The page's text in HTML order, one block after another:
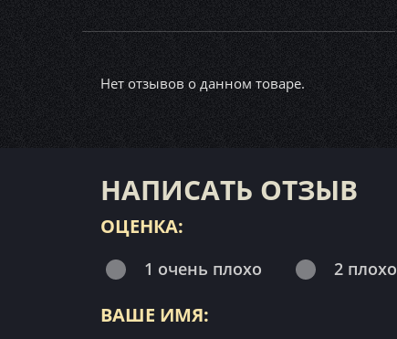
Нет отзывов о данном товаре.
НАПИСАТЬ ОТЗЫВ
ОЦЕНКА:
1 очень плохо 2 плохо
ВАШЕ ИМЯ: